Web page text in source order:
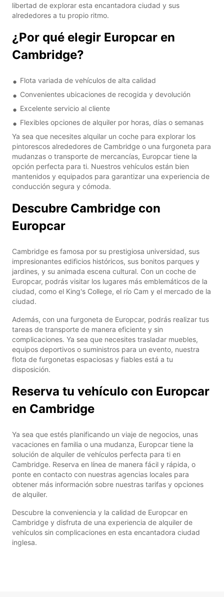
libertad de explorar esta encantadora ciudad y sus
alrededores a tu propio ritmo.
¿Por qué elegir Europcar en
Cambridge?
Flota variada de vehículos de alta calidad
Convenientes ubicaciones de recogida y devolución
Excelente servicio al cliente
Flexibles opciones de alquiler por horas, días o semanas
Ya sea que necesites alquilar un coche para explorar los
pintorescos alrededores de Cambridge o una furgoneta para
mudanzas o transporte de mercancías, Europcar tiene la
opción perfecta para ti. Nuestros vehículos están bien
mantenidos y equipados para garantizar una experiencia de
conducción segura y cómoda.
Descubre Cambridge con
Europcar
Cambridge es famosa por su prestigiosa universidad, sus
impresionantes edificios históricos, sus bonitos parques y
jardines, y su animada escena cultural. Con un coche de
Europcar, podrás visitar los lugares más emblemáticos de la
ciudad, como el King's College, el río Cam y el mercado de la
ciudad.
Además, con una furgoneta de Europcar, podrás realizar tus
tareas de transporte de manera eficiente y sin
complicaciones. Ya sea que necesites trasladar muebles,
equipos deportivos o suministros para un evento, nuestra
flota de furgonetas espaciosas y fiables está a tu
disposición.
Reserva tu vehículo con Europcar
en Cambridge
Ya sea que estés planificando un viaje de negocios, unas
vacaciones en familia o una mudanza, Europcar tiene la
solución de alquiler de vehículos perfecta para ti en
Cambridge. Reserva en línea de manera fácil y rápida, o
ponte en contacto con nuestras agencias locales para
obtener más información sobre nuestras tarifas y opciones
de alquiler.
Descubre la conveniencia y la calidad de Europcar en
Cambridge y disfruta de una experiencia de alquiler de
vehículos sin complicaciones en esta encantadora ciudad
inglesa.